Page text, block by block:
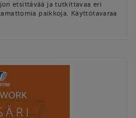
etsittävää ja tutkittavaa eri
paikkoja. Käyttötavaraa